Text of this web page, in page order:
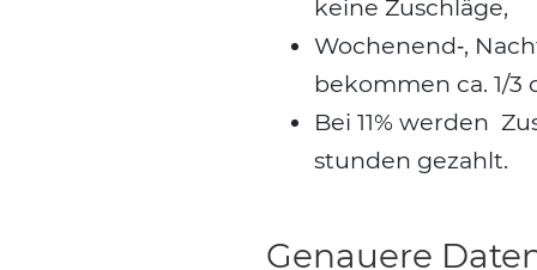
kei­ne Zuschlä­ge,
Wochenend‑,
bekom­men ca. 1/3
Bei 11% wer­den
stun­den gezahlt.
Genauere